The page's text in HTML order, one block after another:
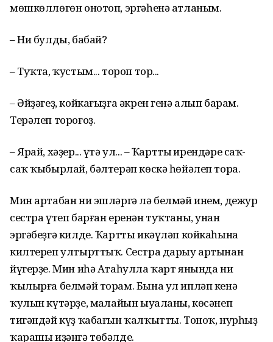
мөшкөллөгөн онотоп, эргәһенә атланым.
– Ни булды, бабай?
– Туҡта, ҡустым... тороп тор...
– Әйҙәгеҙ, койкағыҙға әкрен генә алып барам.
Терәлеп тороғоҙ.
– Ярай, хәҙер... үтә ул... – Ҡарттың ирендәре саҡ-
саҡ ҡыбырлай, бәлтерәп көскә һөйәлеп тора.
Мин артабан ни эшләргә лә белмәй инем, дежур
сестра үтеп барған еренән туҡтаны, унан
эргәбеҙгә килде. Ҡартты икәүләп койкаһына
килтереп ултырт­тыҡ. Сестра дарыу артынан
йүгерҙе. Мин иһә Атаһулла ҡарт янында ни
ҡылырға белмәй торам. Бына ул ипләп кенә
ҡулын күтәрҙе, маңлайын ыуаланы, көсәнеп
тигәндәй күҙ ҡабағын ҡал­ҡытты. Тоноҡ, нурһыҙ
ҡарашы иҙәнгә төбәлде.